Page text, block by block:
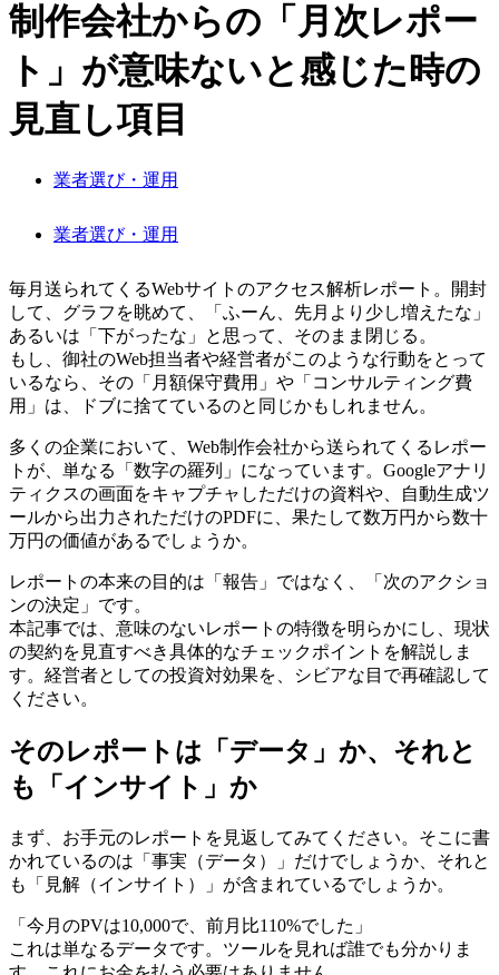
制作会社からの「月次レポー
ト」が意味ないと感じた時の
見直し項目
業者選び・運用
業者選び・運用
毎月送られてくるWebサイトのアクセス解析レポート。開封
して、グラフを眺めて、「ふーん、先月より少し増えたな」
あるいは「下がったな」と思って、そのまま閉じる。
もし、御社のWeb担当者や経営者がこのような行動をとって
いるなら、その「月額保守費用」や「コンサルティング費
用」は、ドブに捨てているのと同じかもしれません。
多くの企業において、Web制作会社から送られてくるレポー
トが、単なる「数字の羅列」になっています。Googleアナリ
ティクスの画面をキャプチャしただけの資料や、自動生成ツ
ールから出力されただけのPDFに、果たして数万円から数十
万円の価値があるでしょうか。
レポートの本来の目的は「報告」ではなく、「次のアクショ
ンの決定」です。
本記事では、意味のないレポートの特徴を明らかにし、現状
の契約を見直すべき具体的なチェックポイントを解説しま
す。経営者としての投資対効果を、シビアな目で再確認して
ください。
そのレポートは「データ」か、それと
も「インサイト」か
まず、お手元のレポートを見返してみてください。そこに書
かれているのは「事実（データ）」だけでしょうか、それと
も「見解（インサイト）」が含まれているでしょうか。
「今月のPVは10,000で、前月比110%でした」
これは単なるデータです。ツールを見れば誰でも分かりま